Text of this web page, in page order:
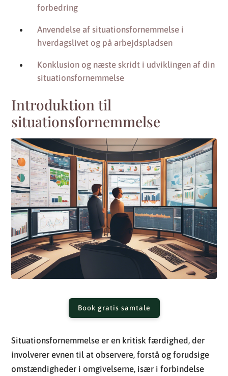
forbedring
Anvendelse af situationsfornemmelse i
hverdagslivet og på arbejdspladsen
Konklusion og næste skridt i udviklingen af din
situationsfornemmelse
Introduktion til
situationsfornemmelse
Book gratis samtale
Situationsfornemmelse er en kritisk færdighed, der
involverer evnen til at observere, forstå og forudsige
omstændigheder i omgivelserne, især i forbindelse